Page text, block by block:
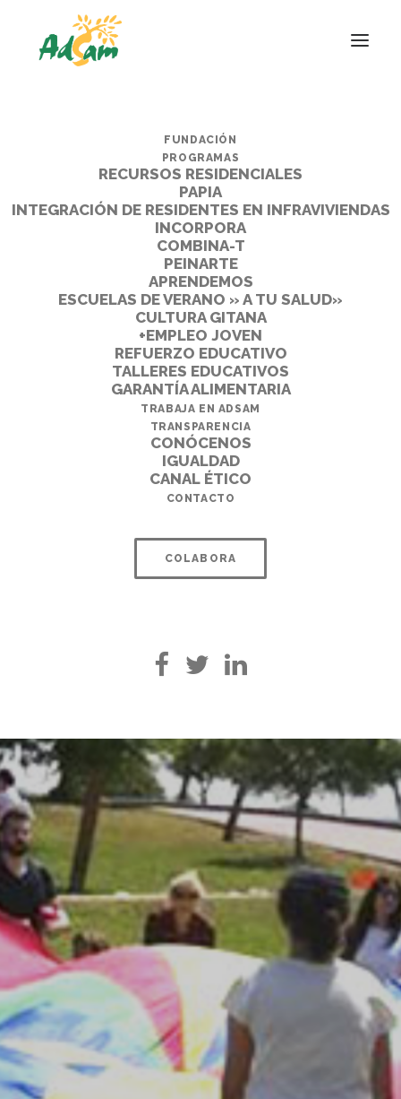
FUNDACIÓN
PROGRAMAS
RECURSOS RESIDENCIALES
PAPIA
INTEGRACIÓN DE RESIDENTES EN INFRAVIVIENDAS
INCORPORA
COMBINA-T
PEINARTE
APRENDEMOS
ESCUELAS DE VERANO » A TU SALUD»
CULTURA GITANA
+EMPLEO JOVEN
REFUERZO EDUCATIVO
TALLERES EDUCATIVOS
GARANTÍA ALIMENTARIA
TRABAJA EN ADSAM
TRANSPARENCIA
CONÓCENOS
IGUALDAD
CANAL ÉTICO
CONTACTO
COLABORA